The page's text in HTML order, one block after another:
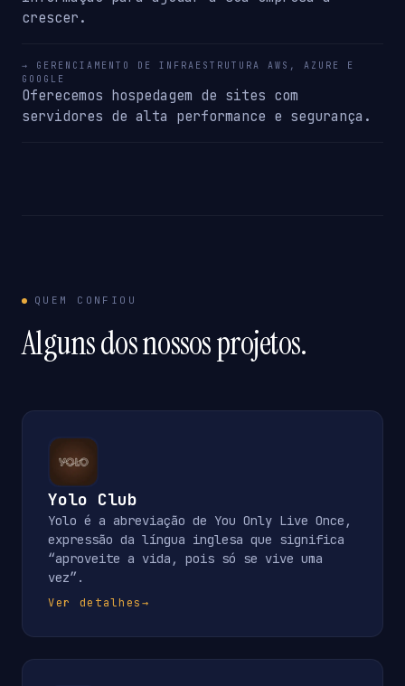
crescer.
→ GERENCIAMENTO DE INFRAESTRUTURA AWS, AZURE E
GOOGLE
Oferecemos hospedagem de sites com
servidores de alta performance e segurança.
QUEM CONFIOU
Alguns dos nossos projetos.
Yolo Club
Yolo é a abreviação de You Only Live Once,
expressão da língua inglesa que significa
“aproveite a vida, pois só se vive uma
vez”.
Ver detalhes→